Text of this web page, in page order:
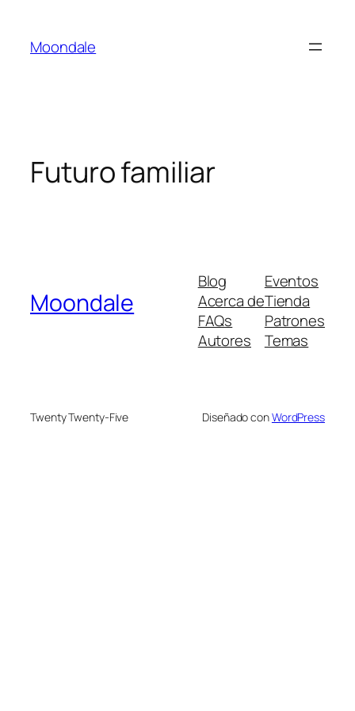
contenido
Moondale
Futuro familiar
Moondale
Blog
Acerca de
FAQs
Autores
Eventos
Tienda
Patrones
Temas
Twenty Twenty-Five Diseñado conWordPress